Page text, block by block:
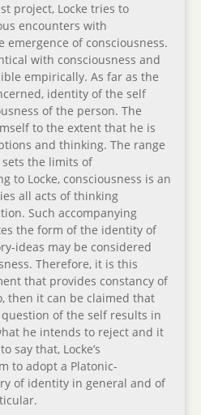
project, Locke tries to
encounters with
of consciousness.
with consciousness and
empirically. As far as the
identity of the self
of the person. The
to the extent that he is
and thinking. The range
sets the limits of
to Locke, consciousness is an
all acts of thinking
Such accompanying
the form of the identity of
ideas may be considered
Therefore, it is this
that provides constancy of
then it can be claimed that
question of the self results in
he intends to reject and it
say that, Locke’s
to adopt a Platonic-
of identity in general and of